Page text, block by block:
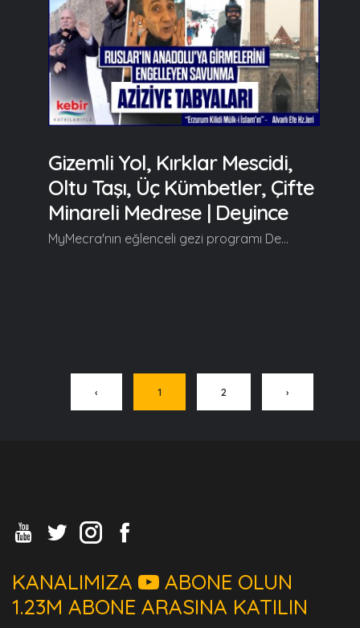
Gizemli Yol, Kırklar Mescidi,
Oltu Taşı, Üç Kümbetler, Çifte
Minareli Medrese | Deyince
MyMecra'nın eğlenceli gezi programı Deyince'nin yeni durağı dadaşlar diyarı Erzurum oluyor... Deyince, yeni bölümünde kültürel ve tarihi güzellikleriyle herkesi hayran bırakan Çifte Minareli Medrese, Üç Kümbetler, Erzurum Kalesi, Kırklar Mescidi, Erzurum Evleri, Aziziye Tabyası, Abdurrahman Gazi Türbesi, Gizemli Yol, Tebrizkapı Çarşısı, Taşhan, Erzurum Kongre Binası, Yakutiye Medresesi, Palandöken ve Narman Peri Bacaları ile Erzurum'un en özel yanlarını izleyiciyle buluşturuyor. Daha fazlası videoda... Gelin, Beraber Yürüyelim...
‹ 1 2 ›
KANALIMIZA
ABONE OLUN
1.23M ABONE ARASINA KATILIN